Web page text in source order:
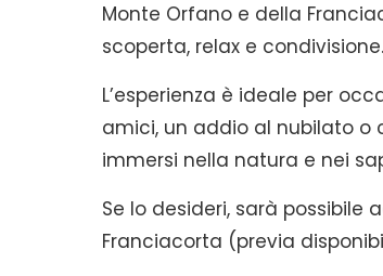
Monte Orfano e della
scoperta, relax e condivisione.
L’esperienza è ideale per
amici, un addio al nubilato o
immersi nella natura e nei
Se lo desideri, sarà possibile
Franciacorta (previa